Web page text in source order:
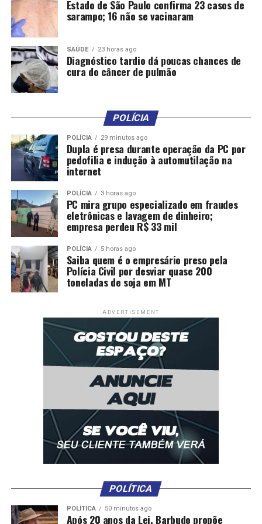
Fonte: ALMT – MT
RELATED TOPICS: CONSTITUCIONALIDADE
DEFENDEM
DEPUTADOS
DESTAQUE FISCAIS INCENTIVOS
LEI
POLITICA
REUNIÃO STF
Deputados aprovam projeto de resolução que cria o
programa ALMT Fiscaliza
DON'T MISS
Deputado cobra agilidade na construção de área de
escape na Serra de São Vicente e viaduto no Trevão
Estado de São Paulo confirma 23 casos de
sarampo; 16 não se vacinaram
SAÚDE 23 horas ago
Diagnóstico tardio dá poucas chances de
cura do câncer de pulmão
POLÍCIA
POLÍCIA 29 minutos ago
Dupla é presa durante operação da PC por
pedofilia e indução à automutilação na
internet
POLÍCIA 3 horas ago
PC mira grupo especializado em fraudes
eletrônicas e lavagem de dinheiro;
empresa perdeu R$ 33 mil
POLÍCIA 5 horas ago
Saiba quem é o empresário preso pela
Polícia Civil por desviar quase 200
toneladas de soja em MT
ADVERTISEMENT
POLÍTICA
POLÍTICA 50 minutos ago
Após 20 anos da Lei, Barbudo propõe